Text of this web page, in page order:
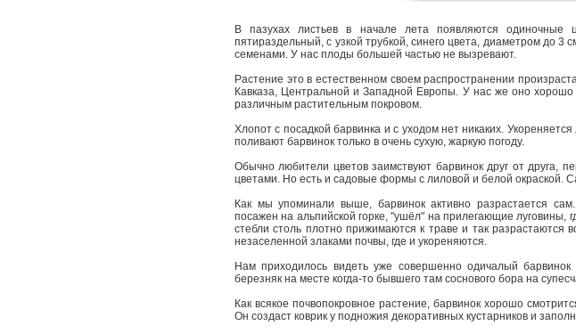
В пазухах листьев в начале лета появляются одиночные
пятираздельный, с узкой трубкой, синего цвета, диаметром до
семенами. У нас плоды большей частью не вызревают.
Растение это в естественном своем распространении
Кавказа, Центральной и Западной Европы. У нас же оно
различным растительным покровом.
Хлопот с посадкой барвинка и с уходом нет никаких.
поливают барвинок только в очень сухую, жаркую погоду.
Обычно любители цветов заимствуют барвинок друг от друга,
цветами. Но есть и садовые формы с лиловой и белой окраской.
Как мы упоминали выше, барвинок активно разрастается
посажен на альпийской горке, "ушёл" на прилегающие луговины,
стебли столь плотно прижимаются к траве и так разрастаются
незаселенной злаками почвы, где и укореняются.
Нам приходилось видеть уже совершенно одичалый
березняк на месте когда-то бывшего там соснового бора на
Как всякое почвопокровное растение, барвинок хорошо
Он создаст коврик у подножия декоративных кустарников и